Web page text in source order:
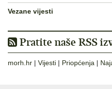
Vezane vijesti
Pratite naše RSS
morh.hr | Vijesti | Priopćenja |